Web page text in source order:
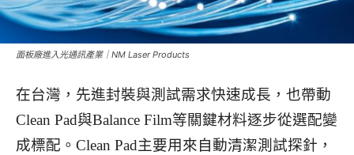
面板廠進入光通訊產業｜NM Laser Products
在台灣，先進封裝與測試需求快速成長，也帶動
Clean Pad與Balance Film等關鍵材料逐步從選配變
成標配。Clean Pad主要用來自動清潔測試探針，